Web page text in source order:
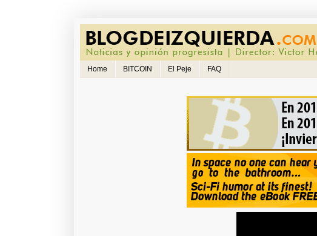
Home BITCOIN El Peje FAQ